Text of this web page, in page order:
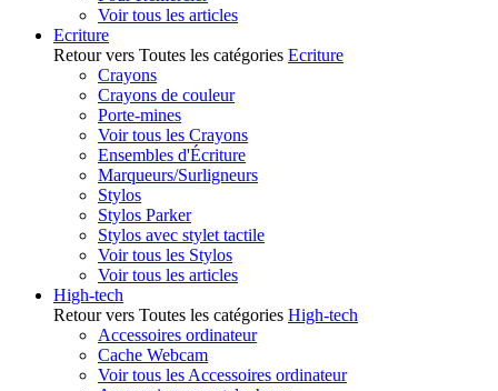
Voir tous les articles
Ecriture
Retour vers Toutes les catégories Ecriture
Crayons
Crayons de couleur
Porte-mines
Voir tous les Crayons
Ensembles d'Écriture
Marqueurs/Surligneurs
Stylos
Stylos Parker
Stylos avec stylet tactile
Voir tous les Stylos
Voir tous les articles
High-tech
Retour vers Toutes les catégories High-tech
Accessoires ordinateur
Cache Webcam
Voir tous les Accessoires ordinateur